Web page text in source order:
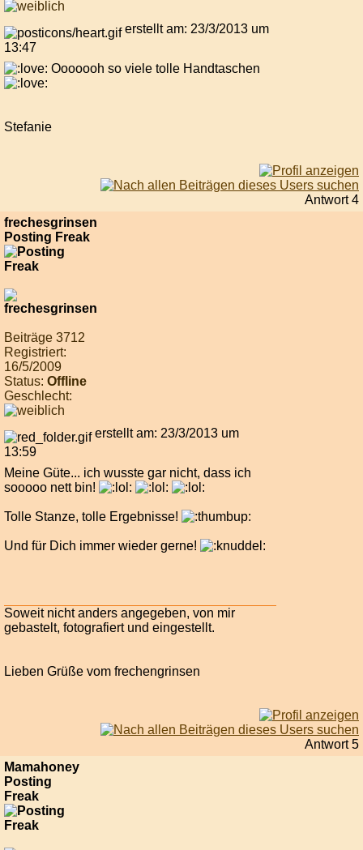
erstellt am: 23/3/2013 um
13:47
Ooooooh so viele tolle Handtaschen
Stefanie
Antwort 4
frechesgrinsen
Posting Freak
Beiträge 3712
Registriert:
16/5/2009
Status: Offline
Geschlecht:
erstellt am: 23/3/2013 um
13:59
Meine Güte... ich wusste gar nicht, dass ich
sooooo nett bin!
Tolle Stanze, tolle Ergebnisse!
Und für Dich immer wieder gerne!
Soweit nicht anders angegeben, von mir
gebastelt, fotografiert und eingestellt.
Lieben Grüße vom frechengrinsen
Antwort 5
Mamahoney
Posting
Freak